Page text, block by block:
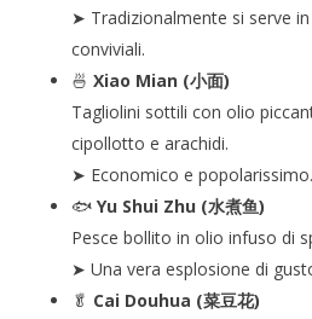
➤ Tradizionalmente si serve
conviviali.
🍜 Xiao Mian (小面)
Tagliolini sottili con olio
cipollotto e arachidi.
➤ Economico e popolarissimo.
🐟 Yu Shui Zhu (水煮鱼)
Pesce bollito in olio infuso di
➤ Una vera esplosione di
🥬 Cai Douhua (菜豆花)